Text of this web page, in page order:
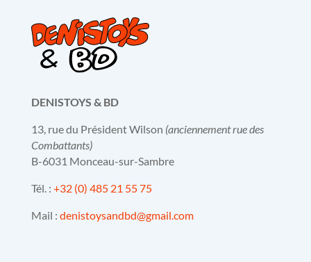
DENISTOYS & BD
13, rue du Président Wilson (anciennement rue des
Combattants)
B-6031 Monceau-sur-Sambre
Tél. : +32 (0) 485 21 55 75
Mail : denistoysandbd@gmail.com